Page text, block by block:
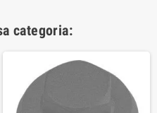
categoria: